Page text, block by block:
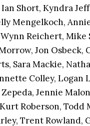
Ian Short, Kyndra
Mengelkoch,
Reichert, Mike
Jon Osbeck,
Sara Mackie,
Colley, Logan
Jennie
Roberson, Todd
Trent Rowland,